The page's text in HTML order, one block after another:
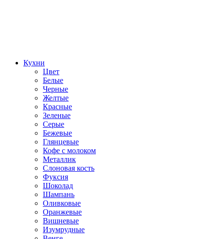
Кухни
Цвет
Белые
Черные
Желтые
Красные
Зеленые
Серые
Бежевые
Глянцевые
Кофе с молоком
Металлик
Слоновая кость
Фуксия
Шоколад
Шампань
Оливковые
Оранжевые
Вишневые
Изумрудные